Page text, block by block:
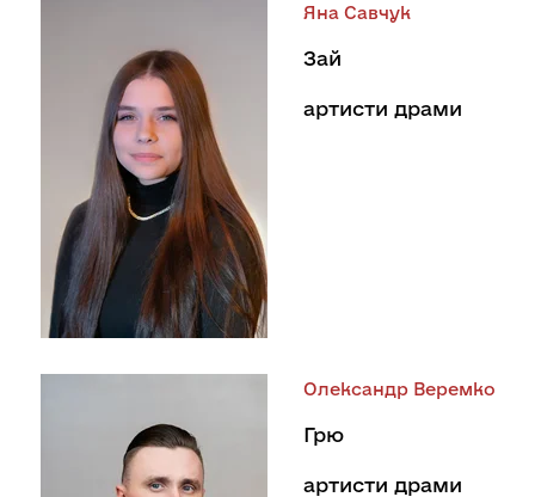
Яна Савчук
Зай
артисти драми
Олександр Веремко
Грю
артисти драми